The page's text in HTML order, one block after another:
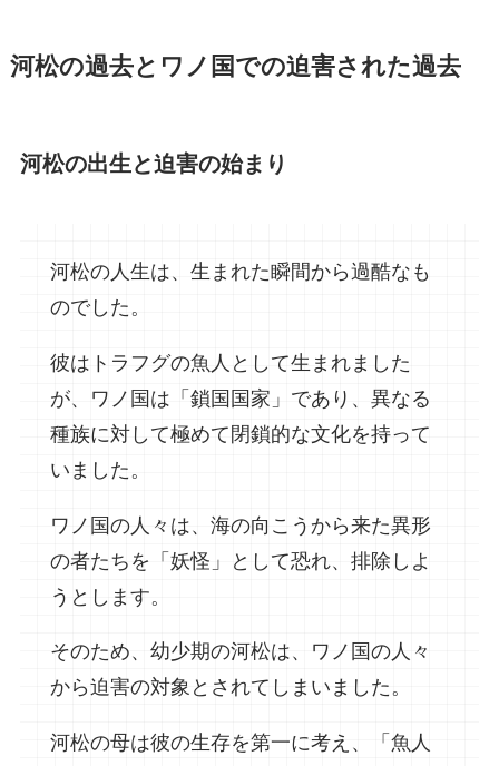
河松の過去とワノ国での迫害された過去
河松の出生と迫害の始まり
河松の人生は、生まれた瞬間から過酷なも
のでした。
彼はトラフグの魚人として生まれました
が、ワノ国は「鎖国国家」であり、異なる
種族に対して極めて閉鎖的な文化を持って
いました。
ワノ国の人々は、海の向こうから来た異形
の者たちを「妖怪」として恐れ、排除しよ
うとします。
そのため、幼少期の河松は、ワノ国の人々
から迫害の対象とされてしまいました。
河松の母は彼の生存を第一に考え、「魚人